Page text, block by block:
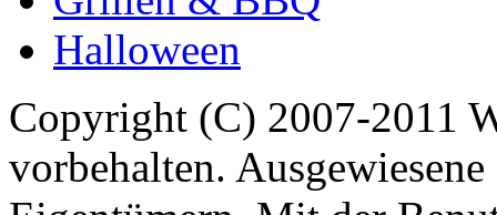
Halloween
Copyright (C) 2007-2011
vorbehalten.